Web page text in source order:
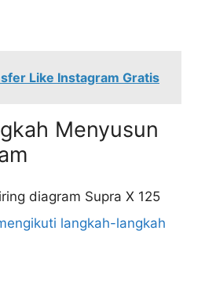
Like Instagram Gratis
Menyusun
diagram Supra X 125
langkah-langkah